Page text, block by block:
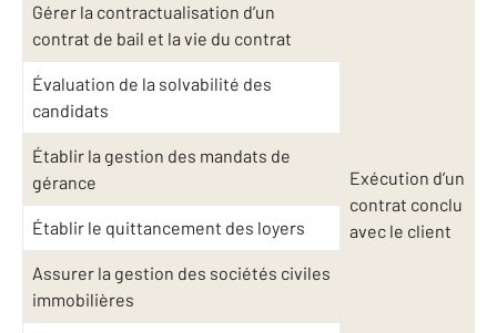
Gérer la contractualisation d’un
contrat de bail et la vie du contrat
Exécution d’un
contrat conclu
avec le client
Évaluation de la solvabilité des
candidats
Établir la gestion des mandats de
gérance
Établir le quittancement des loyers
Assurer la gestion des sociétés civiles
immobilières